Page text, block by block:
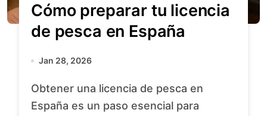
Cómo preparar tu licencia
de pesca en España
Jan 28, 2026
Obtener una licencia de pesca en
España es un paso esencial para